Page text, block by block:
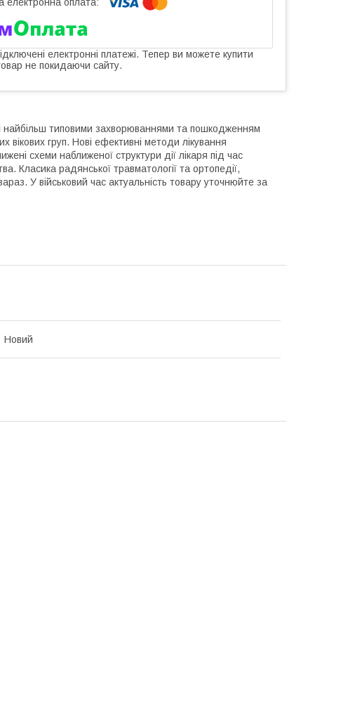
електронні платежі. Тепер ви можете купити
не покидаючи сайту.
найбільш типовими захворюваннями та пошкодженням
вікових груп. Нові ефективні методи лікування
схеми наближеної структури дії лікаря під час
Класика радянської травматології та ортопедії,
У військовий час актуальність товару уточнюйте за
Новий